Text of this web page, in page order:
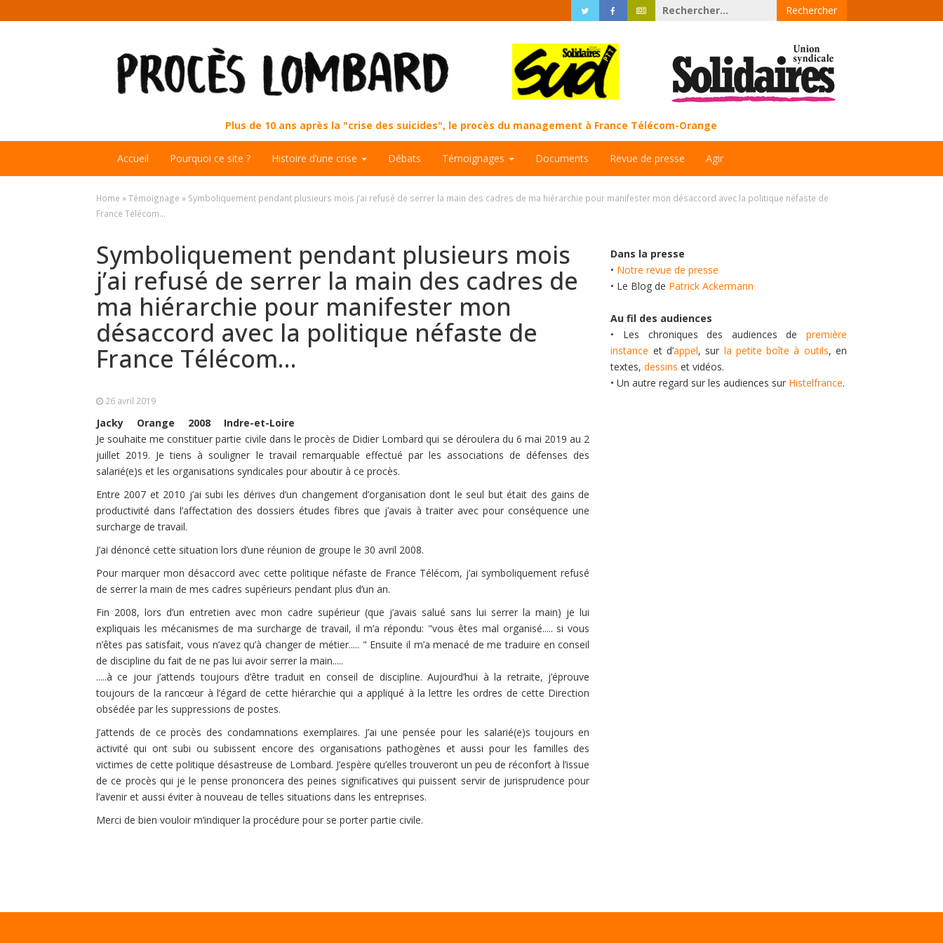
Rechercher :
Plus de 10 ans après la "crise des suicides", le procès du management à France Télécom-Orange
Accueil Pourquoi ce site ? Histoire d’une crise Débats Témoignages Documents Revue de presse Agir
Home »Témoignage » Symboliquement pendant plusieurs mois j’ai refusé de serrer la main des cadres de ma hiérarchie pour manifester mon désaccord avec la politique néfaste de
France Télécom…
Symboliquement pendant plusieurs mois
j’ai refusé de serrer la main des cadres de
ma hiérarchie pour manifester mon
désaccord avec la politique néfaste de
France Télécom…
26 avril 2019
Jacky Orange 2008
Indre-et-Loire
Je souhaite me constituer partie civile dans le procès de Didier Lombard qui se déroulera du 6 mai 2019 au 2
juillet 2019. Je tiens à souligner le travail remarquable effectué par les associations de défenses des
salarié(e)s et les organisations syndicales pour aboutir à ce procès.
Entre 2007 et 2010 j’ai subi les dérives d’un changement d’organisation dont le seul but était des gains de
productivité dans l’affectation des dossiers études fibres que j’avais à traiter avec pour conséquence une
surcharge de travail.
J’ai dénoncé cette situation lors d’une réunion de groupe le 30 avril 2008.
Pour marquer mon désaccord avec cette politique néfaste de France Télécom, j’ai symboliquement refusé
de serrer la main de mes cadres supérieurs pendant plus d’un an.
Fin 2008, lors d’un entretien avec mon cadre supérieur (que j’avais salué sans lui serrer la main) je lui
expliquais les mécanismes de ma surcharge de travail, il m’a répondu: "vous êtes mal organisé..... si vous
n’êtes pas satisfait, vous n’avez qu’à changer de métier..... " Ensuite il m’a menacé de me traduire en conseil
de discipline du fait de ne pas lui avoir serrer la main.....
.....à ce jour j’attends toujours d’être traduit en conseil de discipline. Aujourd’hui à la retraite, j’éprouve
toujours de la rancœur à l’égard de cette hiérarchie qui a appliqué à la lettre les ordres de cette Direction
obsédée par les suppressions de postes.
J’attends de ce procès des condamnations exemplaires. J’ai une pensée pour les salarié(e)s toujours en
activité qui ont subi ou subissent encore des organisations pathogènes et aussi pour les familles des
victimes de cette politique désastreuse de Lombard. J’espère qu’elles trouveront un peu de réconfort à l’issue
de ce procès qui je le pense prononcera des peines significatives qui puissent servir de jurisprudence pour
l’avenir et aussi éviter à nouveau de telles situations dans les entreprises.
Merci de bien vouloir m’indiquer la procédure pour se porter partie civile.
Dans la presse
• Notre revue de presse
• Le Blog de Patrick Ackermann
Au fil des audiences
• Les chroniques des audiences de première
instance et d’appel, sur la petite boîte à outils, en
textes,dessins et vidéos.
• Un autre regard sur les audiences sur Histelfrance.